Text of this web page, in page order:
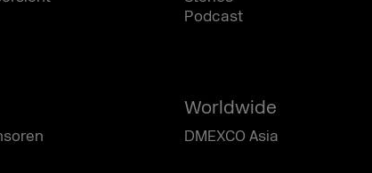
Podcast
Worldwide
DMEXCO Asia